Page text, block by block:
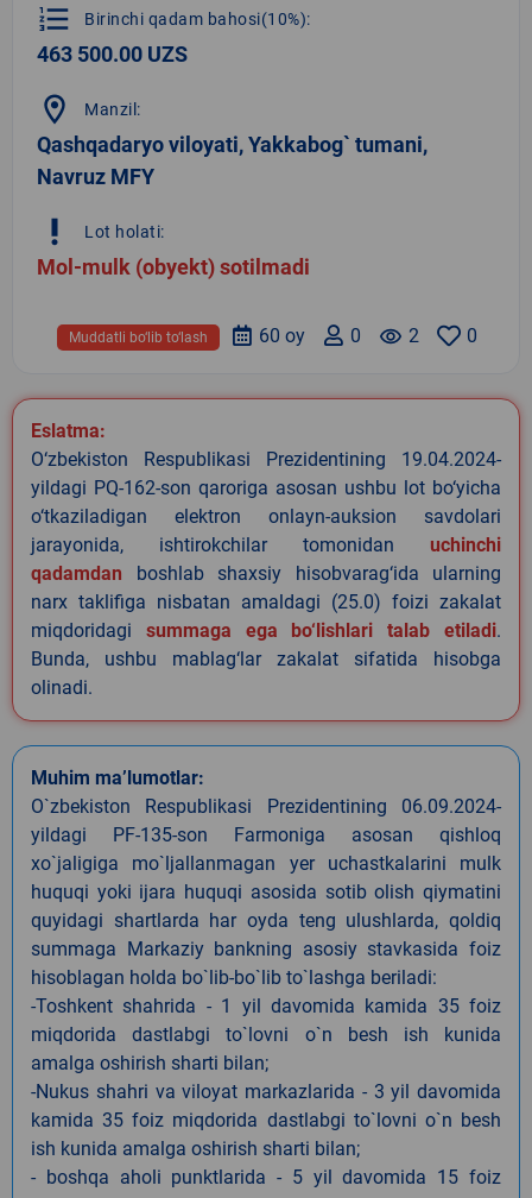
format_list_numbered Birinchi qadam bahosi(10%):
463 500.00 UZS
location_on Manzil:
Qashqadaryo viloyati, Yakkabog` tumani,
Navruz MFY
priority_high Lot holati:
Mol-mulk (obyekt) sotilmadi
0
remove_red_eye 2
0
60 oy
Muddatli bo‘lib to‘lash
Eslatma:
O‘zbekiston Respublikasi Prezidentining 19.04.2024-
yildagi PQ-162-son qaroriga asosan ushbu lot bo‘yicha
o‘tkaziladigan elektron onlayn-auksion savdolari
jarayonida, ishtirokchilar tomonidan uchinchi
qadamdan boshlab shaxsiy hisobvarag‘ida ularning
narx taklifiga nisbatan amaldagi (25.0) foizi zakalat
miqdoridagi summaga ega bo‘lishlari talab etiladi.
Bunda, ushbu mablag‘lar zakalat sifatida hisobga
olinadi.
Muhim ma’lumotlar:
O`zbekiston Respublikasi Prezidentining 06.09.2024-
yildagi PF-135-son Farmoniga asosan qishloq
xo`jaligiga mo`ljallanmagan yer uchastkalarini mulk
huquqi yoki ijara huquqi asosida sotib olish qiymatini
quyidagi shartlarda har oyda teng ulushlarda, qoldiq
summaga Markaziy bankning asosiy stavkasida foiz
hisoblagan holda bo`lib-bo`lib to`lashga beriladi:
-Toshkent shahrida - 1 yil davomida kamida 35 foiz
miqdorida dastlabgi to`lovni o`n besh ish kunida
amalga oshirish sharti bilan;
-Nukus shahri va viloyat markazlarida - 3 yil davomida
kamida 35 foiz miqdorida dastlabgi to`lovni o`n besh
ish kunida amalga oshirish sharti bilan;
- boshqa aholi punktlarida - 5 yil davomida 15 foiz